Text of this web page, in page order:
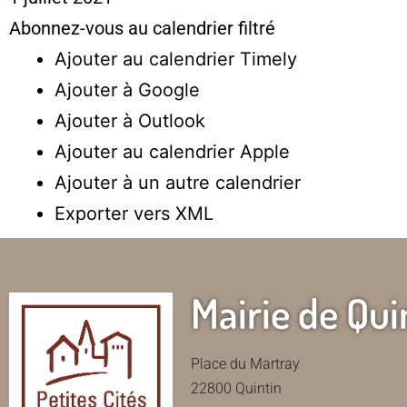
Abonnez-vous au calendrier filtré
Ajouter au calendrier Timely
Ajouter à Google
Ajouter à Outlook
Ajouter au calendrier Apple
Ajouter à un autre calendrier
Exporter vers XML
Mairie de
Place du Martray
22800 Quintin